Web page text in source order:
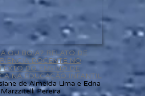
OU BOIA? RELATO DE
DOCENTE NO
DO ENSINO DE
NA EDUCAÇÃO INFANTIL
de Almeida Lima e Edna
Marzzitelli Pereira